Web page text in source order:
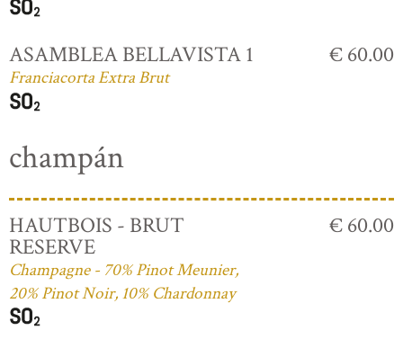
ASAMBLEA BELLAVISTA 1
Franciacorta Extra Brut
€ 60.00
champán
HAUTBOIS - BRUT
RESERVE
Champagne - 70% Pinot Meunier,
20% Pinot Noir, 10% Chardonnay
€ 60.00